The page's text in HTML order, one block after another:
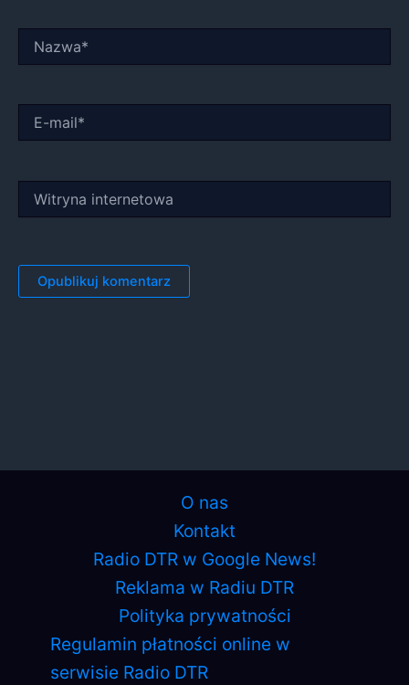
mail*
internetowa
O nas
Kontakt
Radio DTR w Google News!
Reklama w Radiu DTR
Polityka prywatności
Regulamin płatności online w
serwisie Radio DTR